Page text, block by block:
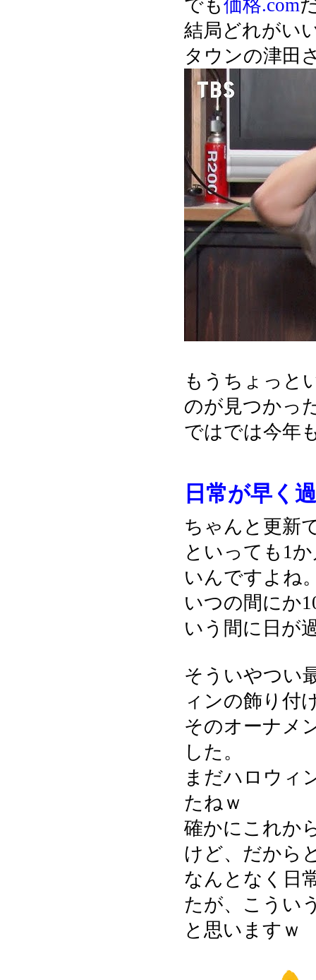
でも価格.com
結局どれがい
タウンの津田
もうちょっと
のが見つかっ
ではでは今年
日常が早く
ちゃんと更新
といっても1
いんですよね
いつの間にか
いう間に日が
そういやつい
ィンの飾り付
そのオーナメ
した。
まだハロウィ
たねｗ
確かにこれか
けど、だから
なんとなく日
たが、こうい
と思いますｗ